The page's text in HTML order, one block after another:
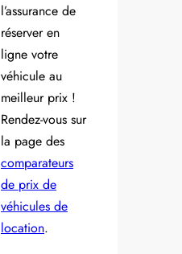
l’assurance de
réserver en
ligne votre
véhicule au
meilleur prix !
Rendez-vous sur
la page des
comparateurs
de prix de
véhicules de
location.